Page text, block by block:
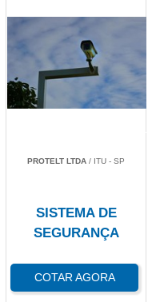
PROTELT LTDA / ITU - SP
SISTEMA DE
SEGURANÇA
COTAR AGORA